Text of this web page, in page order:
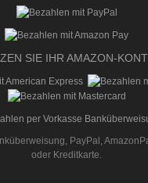
SIE IHR AMAZON-
PayPal,
oder Kreditkarte.